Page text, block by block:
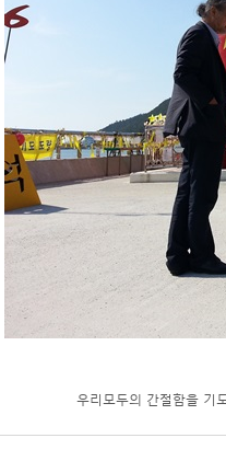
우리모두의 간절함을 기